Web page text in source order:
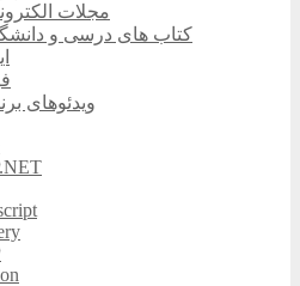
مجلات
کتاب های درسی و
ویدئوهای